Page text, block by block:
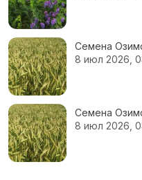
Семена
8 июл 2026,
Семена
8 июл 2026,